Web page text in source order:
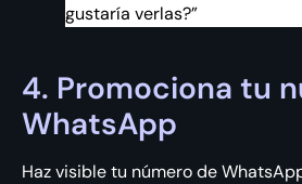
gustaría verlas?”
4. Promociona tu
WhatsApp
Haz visible tu número de